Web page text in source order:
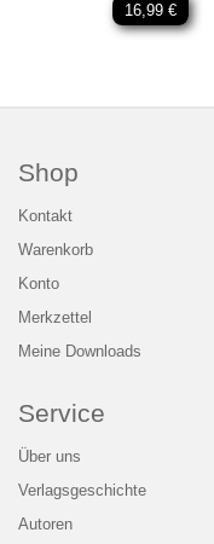
16,99 €
Shop
Kontakt
Warenkorb
Konto
Merkzettel
Meine Downloads
Service
Über uns
Verlagsgeschichte
Autoren